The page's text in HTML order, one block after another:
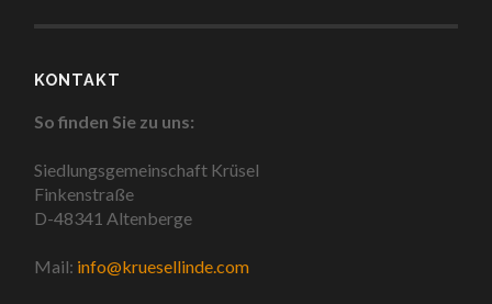
KONTAKT
So finden Sie zu uns:
Siedlungsgemeinschaft Krüsel
Finkenstraße
D-48341 Altenberge
Mail: info@kruesellinde.com